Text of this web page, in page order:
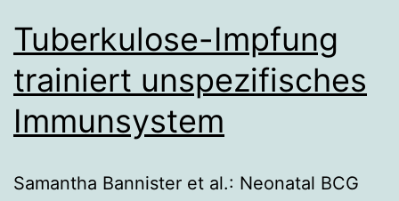
Tuberkulose-Impfung
trainiert unspezifisches
Immunsystem
Samantha Bannister et al.: Neonatal BCG